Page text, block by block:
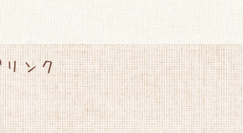
ンク